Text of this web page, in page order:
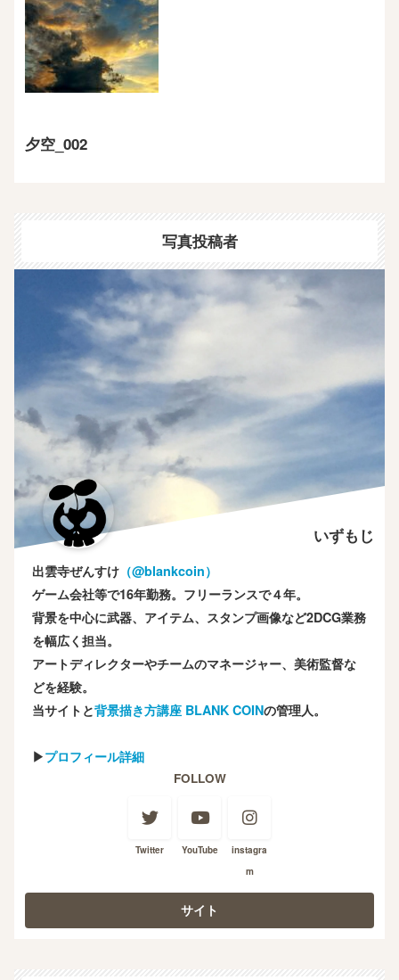
夕空_002
写真投稿者
いずもじ
出雲寺ぜんすけ （‎@blankcoin）
ゲーム会社等で16年勤務。フリーランスで４年。
背景を中心に武器、アイテム、スタンプ画像など2DCG業務
を幅広く担当。
アートディレクターやチームのマネージャー、美術監督な
どを経験。
当サイトと背景描き方講座 BLANK COINの管理人。
▶プロフィール詳細
FOLLOW
Twitter YouTube
instagra
m